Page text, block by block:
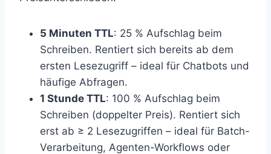
5 Minuten TTL: 25 % Aufschlag beim
Schreiben. Rentiert sich bereits ab dem
ersten Lesezugriff – ideal für Chatbots und
häufige Abfragen.
1 Stunde TTL: 100 % Aufschlag beim
Schreiben (doppelter Preis). Rentiert sich
erst ab ≥ 2 Lesezugriffen – ideal für Batch-
Verarbeitung, Agenten-Workflows oder